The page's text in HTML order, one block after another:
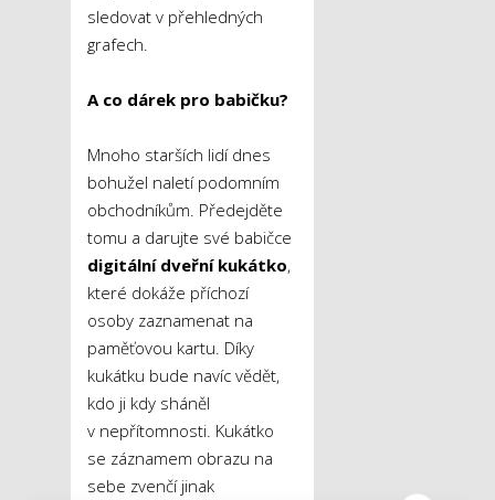
sledovat v přehledných
grafech.
A co dárek pro babičku?
Mnoho starších lidí dnes
bohužel naletí podomním
obchodníkům. Předejděte
tomu a darujte své babičce
digitální dveřní kukátko,
které dokáže příchozí
osoby zaznamenat na
paměťovou kartu. Díky
kukátku bude navíc vědět,
kdo ji kdy sháněl
v nepřítomnosti. Kukátko
se záznamem obrazu na
sebe zvenčí jinak